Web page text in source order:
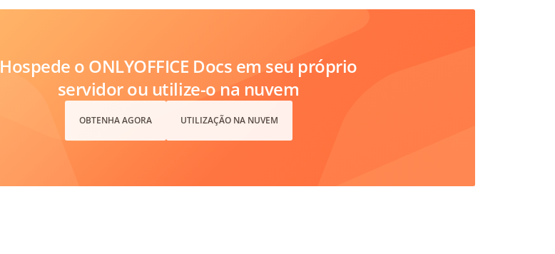
Hospede o ONLYOFFICE Docs em seu próprio
servidor ou utilize-o na nuvem
OBTENHA AGORA UTILIZAÇÃO NA NUVEM